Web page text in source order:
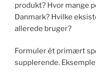
produkt? Hvor mange
Danmark? Hvilke
allerede bruger?
Formuler ét primært
supplerende.